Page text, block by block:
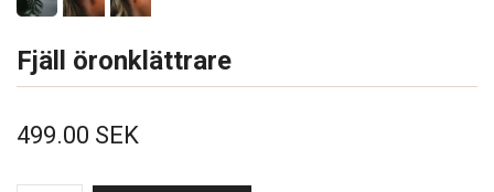
Fjäll öronklättrare
499.00 SEK